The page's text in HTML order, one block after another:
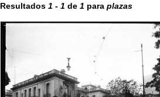
Resultados 1 - 1 de 1 para plazas